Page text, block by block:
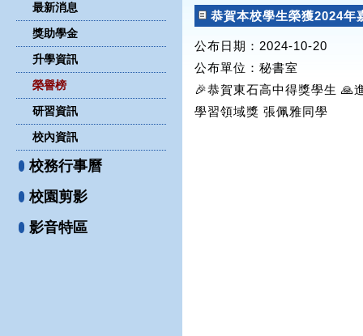
最新消息
獎助學金
升學資訊
榮譽榜
研習資訊
校內資訊
校務行事曆
校園剪影
影音特區
恭賀本校學生榮獲2024年
公布日期：2024-10-20
公布單位 ：秘書室
🎉恭賀東石高中得獎學生 🙏
學習領域獎 張佩雅同學